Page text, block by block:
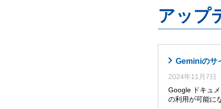
アップ
Geminiのサ
2024年11月7日
Google ドキュ
の利用が可能に